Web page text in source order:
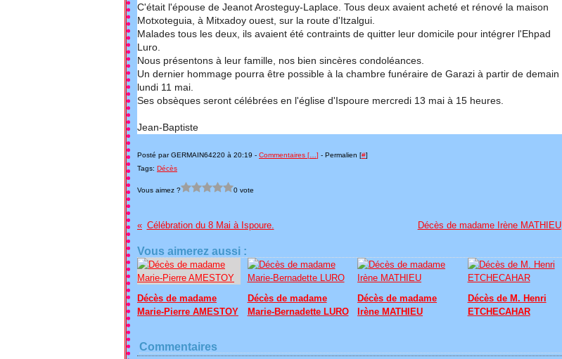
C'était l'épouse de Jeanot Arosteguy-Laplace. Tous deux avaient acheté et rénové la maison
Motxoteguia, à Mitxadoy ouest, sur la route d'Itzalgui.
Malades tous les deux, ils avaient été contraints de quitter leur domicile pour intégrer l'Ehpad
Luro.
Nous présentons à leur famille, nos bien sincères condoléances.
Un dernier hommage pourra être possible à la chambre funéraire de Garazi à partir de demain
lundi 11 mai.
Ses obsèques seront célébrées en l'église d'Ispoure mercredi 13 mai à 15 heures.
Jean-Baptiste
Posté par GERMAIN64220 à 20:19 - Commentaires [ ] - Permalien [#]
Tags: Décès
Vous aimez ? 0 vote
Célébration du 8 Mai à Ispoure. Décès de madame Irène MATHIEU
Vous aimerez aussi :
Décès de madame
Marie-Pierre AMESTOY
Décès de madame
Marie-Bernadette LURO
Décès de madame
Irène MATHIEU
Décès de M. Henri
ETCHECAHAR
Commentaires